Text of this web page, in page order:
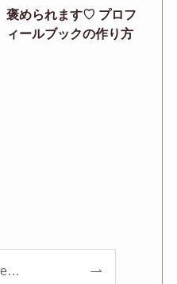
褒められます♡ プロフ
ィールブックの作り方